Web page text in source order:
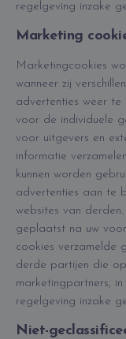
regelgeving inzake
Marketing
Marketingcookies
wanneer zij
advertenties weer te
voor de individuele
voor uitgevers en
informatie
kunnen worden
advertenties aan te
websites van
geplaatst na uw
cookies verzamelde
derde partijen die
marketingpartners,
regelgeving inzake
Niet-